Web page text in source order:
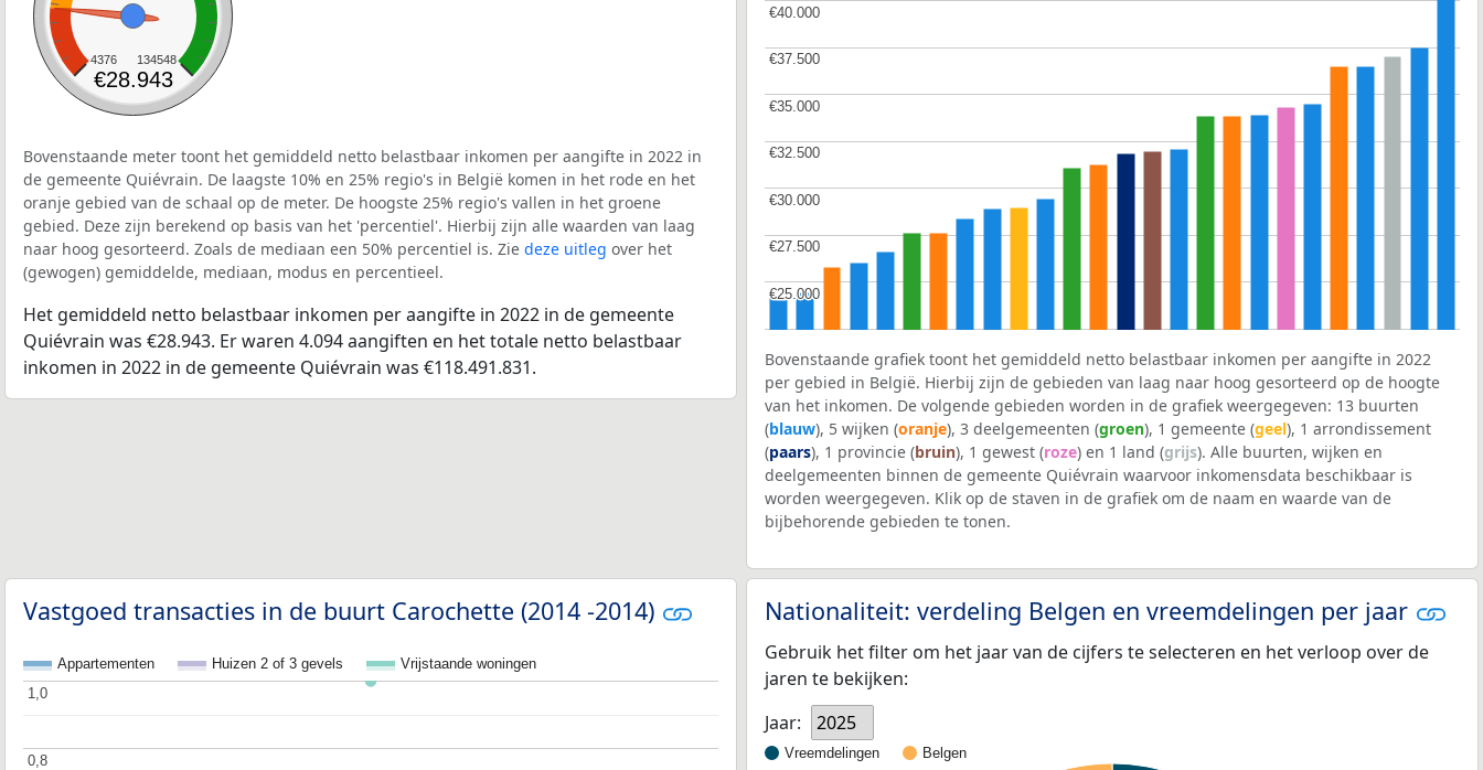
4376 134548
€28.943
Bovenstaande meter toont het gemiddeld netto belastbaar inkomen per aangifte in 2022 in
de gemeente Quiévrain. De laagste 10% en 25% regio's in België komen in het rode en het
oranje gebied van de schaal op de meter. De hoogste 25% regio's vallen in het groene
gebied. Deze zijn berekend op basis van het 'percentiel'. Hierbij zijn alle waarden van laag
naar hoog gesorteerd. Zoals de mediaan een 50% percentiel is. Zie deze uitleg over het
(gewogen) gemiddelde, mediaan, modus en percentieel.
Het gemiddeld netto belastbaar inkomen per aangifte in 2022 in de gemeente
Quiévrain was €28.943. Er waren 4.094 aangiften en het totale netto belastbaar
inkomen in 2022 in de gemeente Quiévrain was €118.491.831.
€25.000
€25.000
€27.500
€27.500
€30.000
€30.000
€32.500
€32.500
€35.000
€35.000
€37.500
€37.500
€40.000
€40.000
Bovenstaande grafiek toont het gemiddeld netto belastbaar inkomen per aangifte in 2022
per gebied in België. Hierbij zijn de gebieden van laag naar hoog gesorteerd op de hoogte
van het inkomen. De volgende gebieden worden in de grafiek weergegeven: 13 buurten
(blauw), 5 wijken (oranje), 3 deelgemeenten (groen), 1 gemeente (geel), 1 arrondissement
(paars), 1 provincie (bruin), 1 gewest (roze) en 1 land (grijs). Alle buurten, wijken en
deelgemeenten binnen de gemeente Quiévrain waarvoor inkomensdata beschikbaar is
worden weergegeven. Klik op de staven in de grafiek om de naam en waarde van de
bijbehorende gebieden te tonen.
Vastgoed transacties in de buurt Carochette (2014 -2014)
Appartementen Huizen 2 of 3 gevels Vrijstaande woningen
0,8
0,8
1,0
1,0
Nationaliteit: verdeling Belgen en vreemdelingen per jaar
Gebruik het filter om het jaar van de cijfers te selecteren en het verloop over de
jaren te bekijken:
Jaar:
2025
Vreemdelingen Belgen